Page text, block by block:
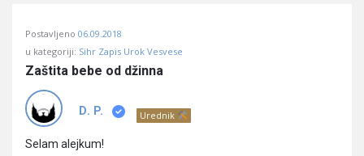
Učene
Latest
Pitanja
Postavljeno 06.09.2018
u kategoriji: Sihr Zapis Urok Vesvese
Zaštita bebe od džinna
D. P. Urednik
Selam alejkum!